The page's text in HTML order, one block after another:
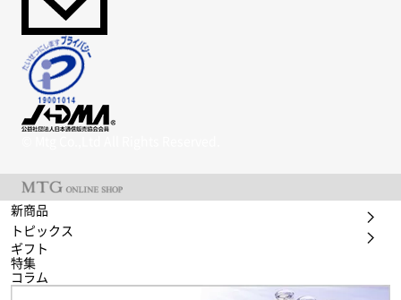
新商品
トピックス
ギフト
特集
コラム